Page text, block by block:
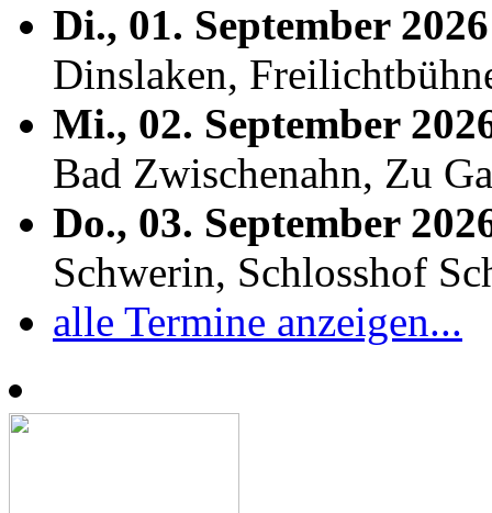
Di., 01. September
Dinslaken,
Mi., 02. September
Bad Zwischenahn, Zu
Do., 03. September
Schwerin, Schlosshof
alle Termine anzeigen...